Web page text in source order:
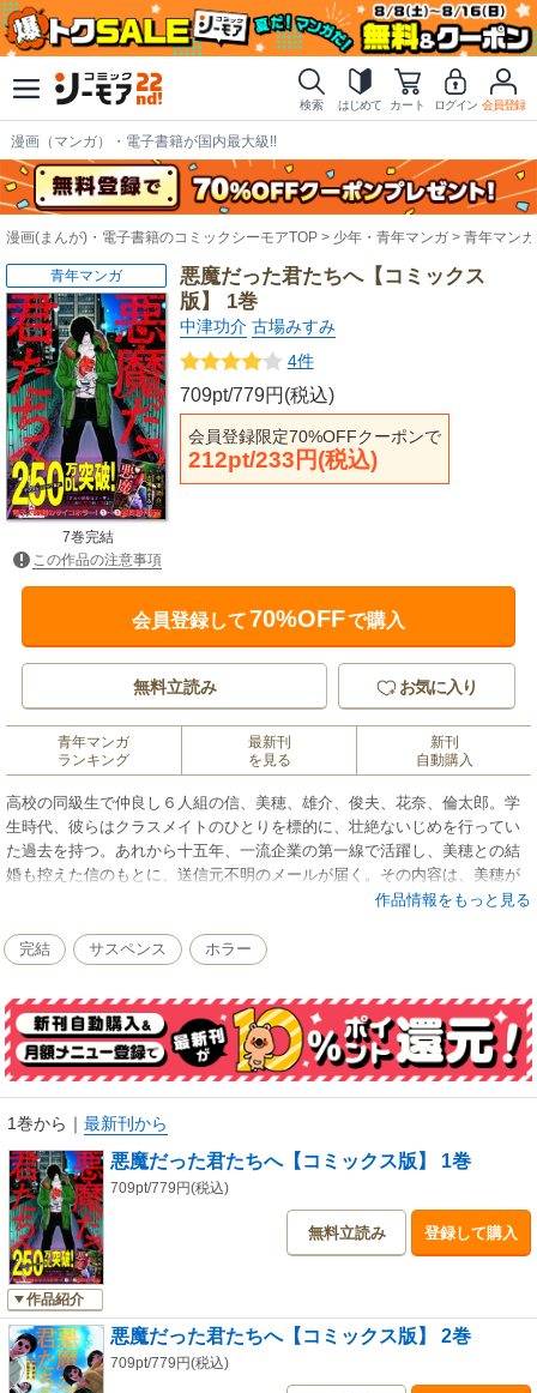
検索 はじめて カート ログイン 会員登録
漫画（マンガ）・電子書籍が国内最大級!!
漫画(まんが)・電子書籍のコミックシーモアTOP 少年・青年マンガ 青年マンガ
悪魔だった君たちへ【コミックス
版】 1巻
中津功介 古場みすみ
4件
709pt/779円(税込)
会員登録限定70%OFFクーポンで
212pt/233円(税込)
青年マンガ
7巻完結
この作品の注意事項
会員登録して70%OFFで購入
無料立読み お気に入り
青年マンガ
ランキング
最新刊
を見る
新刊
自動購入
高校の同級生で仲良し６人組の信、美穂、雄介、俊夫、花奈、倫太郎。学
生時代、彼らはクラスメイトのひとりを標的に、壮絶ないじめを行ってい
た過去を持つ。あれから十五年、一流企業の第一線で活躍し、美穂との結
婚も控えた信のもとに、送信元不明のメールが届く。その内容は、美穂が
パパ活をしているというもの。一方、美穂のもとにも信の浮気を匂わせる
の数々。その魔の手は他の仲間たちにも迫っていて……!?※現在配信中の
同作品連載版と同様の内容です。重複購入にご注意ください。 ※コミック
ス版では新規描き下ろし読切も収録！
作品情報をもっと見る
完結 サスペンス ホラー
1巻から ｜ 最新刊から
作品紹介
悪魔だった君たちへ【コミックス版】 1巻
709pt/779円(税込)
無料立読み 登録して購入
悪魔だった君たちへ【コミックス版】 2巻
709pt/779円(税込)